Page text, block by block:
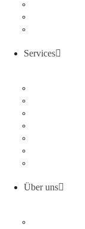
Services
Über uns